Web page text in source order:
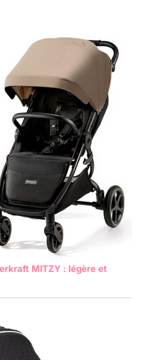
paisible, améliorant
son confort et son
plaisir globaux, et
faisant de chaque
sortie une
expérience agréable
pour le parent et
l'enfant.
MITZY : légère et